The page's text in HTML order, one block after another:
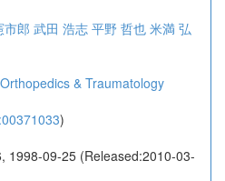
市郎 武田 浩志 平野 哲也 米満 弘
& Traumatology
)
1998-09-25 (Released:2010-03-